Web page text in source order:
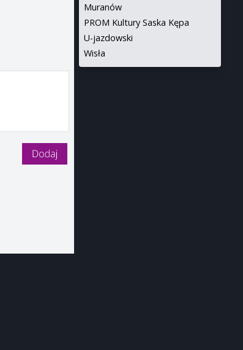
Muranów
PROM Kultury Saska Kępa
U-jazdowski
Wisła